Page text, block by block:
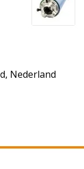
Nederland